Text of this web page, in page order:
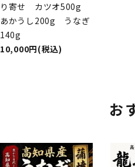
り寄せ カツオ500g
あかうし200g うなぎ
140g
10,000円(税込)
お